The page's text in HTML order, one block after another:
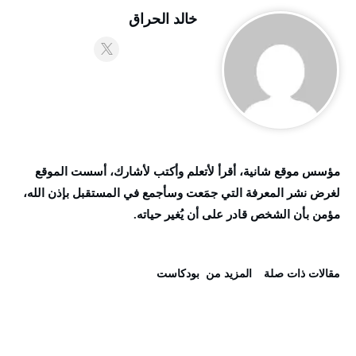
خالد الحراق
مؤسس موقع شانية، أقرأ لأتعلم وأكتب لأشارك، أسست الموقع
لغرض نشر المعرفة التي جمَعت وسأجمع في المستقبل بإذن الله،
مؤمن بأن الشخص قادر على أن يُغير حياته.
‫مقالات ذات صلة‬ ‫المزيد من ‬ بودكاست